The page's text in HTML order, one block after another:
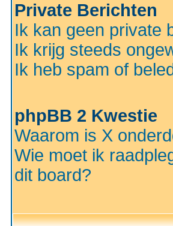
Private Berichten
Ik kan geen private
Ik krijg steeds
Ik heb spam of
phpBB 2 Kwestie
Waarom is X
Wie moet ik
dit board?